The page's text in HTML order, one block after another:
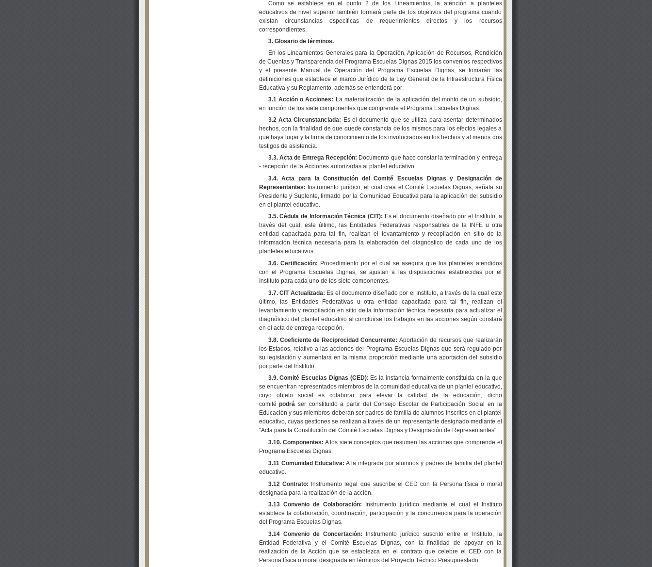
Como se establece en el punto 2 de los Lineamientos, la atención a planteles
educativos de nivel superior también formará parte de los objetivos del programa cuando
existan circunstancias específicas de requerimientos directos y los recursos
correspondientes.
3. Glosario de términos.
En los Lineamientos Generales para la Operación, Aplicación de Recursos, Rendición
de Cuentas y Transparencia del Programa Escuelas Dignas 2015 los convenios respectivos
y el presente Manual de Operación del Programa Escuelas Dignas, se tomarán las
definiciones que establece el marco Jurídico de la Ley General de la Infraestructura Física
Educativa y su Reglamento, además se entenderá por:
3.1 Acción o Acciones: La materialización de la aplicación del monto de un subsidio,
en función de los siete componentes que comprende el Programa Escuelas Dignas.
3.2 Acta Circunstanciada: Es el documento que se utiliza para asentar determinados
hechos, con la finalidad de que quede constancia de los mismos para los efectos legales a
que haya lugar y la firma de conocimiento de los involucrados en los hechos y al menos dos
testigos de asistencia.
3.3. Acta de Entrega Recepción: Documento que hace constar la terminación y entrega
- recepción de la Acciones autorizadas al plantel educativo.
3.4. Acta para la Constitución del Comité Escuelas Dignas y Designación de
Representantes: Instrumento jurídico, el cual crea el Comité Escuelas Dignas, señala su
Presidente y Suplente, firmado por la Comunidad Educativa para la aplicación del subsidio
en el plantel educativo.
3.5. Cédula de Información Técnica (CIT): Es el documento diseñado por el Instituto, a
través del cual, este último, las Entidades Federativas responsables de la INFE u otra
entidad capacitada para tal fin, realizan el levantamiento y recopilación en sitio de la
información técnica necesaria para la elaboración del diagnóstico de cada uno de los
planteles educativos.
3.6. Certificación: Procedimiento por el cual se asegura que los planteles atendidos
con el Programa Escuelas Dignas, se ajustan a las disposiciones establecidas por el
Instituto para cada uno de los siete componentes.
3.7. CIT Actualizada: Es el documento diseñado por el Instituto, a través de la cual este
último, las Entidades Federativas u otra entidad capacitada para tal fin, realizan el
levantamiento y recopilación en sitio de la información técnica necesaria para actualizar el
diagnóstico del plantel educativo al concluirse los trabajos en las acciones según constará
en el acta de entrega recepción.
3.8. Coeficiente de Reciprocidad Concurrente: Aportación de recursos que realizarán
los Estados, relativo a las acciones del Programa Escuelas Dignas que será regulado por
su legislación y aumentará en la misma proporción mediante una aportación del subsidio
por parte del Instituto.
3.9. Comité Escuelas Dignas (CED): Es la instancia formalmente constituida en la que
se encuentran representados miembros de la comunidad educativa de un plantel educativo,
cuyo objeto social es colaborar para elevar la calidad de la educación, dicho
comitépodrá ser constituido a partir del Consejo Escolar de Participación Social en la
Educación y sus miembros deberán ser padres de familia de alumnos inscritos en el plantel
educativo, cuyas gestiones se realizan a través de un representante designado mediante el
"Acta para la Constitución del Comité Escuelas Dignas y Designación de Representantes".
3.10. Componentes: A los siete conceptos que resumen las acciones que comprende el
Programa Escuelas Dignas.
3.11 Comunidad Educativa:A la integrada por alumnos y padres de familia del plantel
educativo.
3.12 Contrato: Instrumento legal que suscribe el CED con la Persona física o moral
designada para la realización de la acción.
3.13 Convenio de Colaboración: Instrumento jurídico mediante el cual el Instituto
establece la colaboración, coordinación, participación y la concurrencia para la operación
del Programa Escuelas Dignas.
3.14 Convenio de Concertación: Instrumento jurídico suscrito entre el Instituto, la
Entidad Federativa y el Comité Escuelas Dignas, con la finalidad de apoyar en la
realización de la Acción que se establezca en el contrato que celebre el CED con la
Persona física o moral designada en términos del Proyecto Técnico Presupuestado.